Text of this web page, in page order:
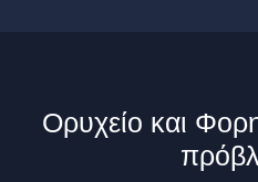
Ορυχείο και